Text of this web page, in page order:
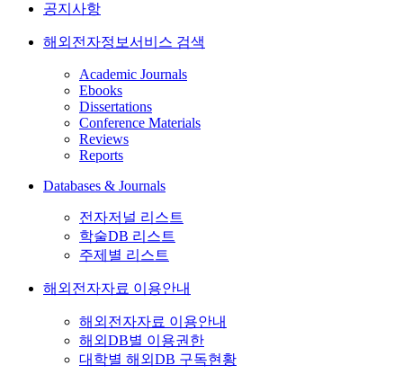
공지사항
해외전자정보서비스 검색
Academic Journals
Ebooks
Dissertations
Conference Materials
Reviews
Reports
Databases & Journals
전자저널 리스트
학술DB 리스트
주제별 리스트
해외전자자료 이용안내
해외전자자료 이용안내
해외DB별 이용권한
대학별 해외DB 구독현황